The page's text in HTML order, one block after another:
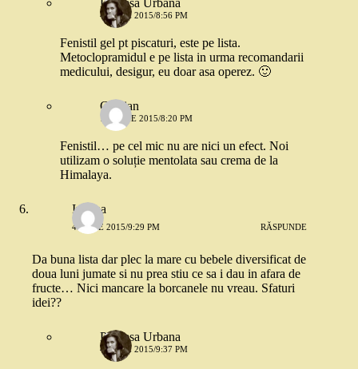
Printesa Urbana
4 IUNIE 2015/8:56 PM
Fenistil gel pt piscaturi, este pe lista.
Metoclopramidul e pe lista in urma recomandarii
medicului, desigur, eu doar asa operez. 🙂
Cristian
16 IUNIE 2015/8:20 PM
Fenistil… pe cel mic nu are nici un efect. Noi
utilizam o soluție mentolata sau crema de la
Himalaya.
Iuliana
4 IUNIE 2015/9:29 PM RĂSPUNDE
Da buna lista dar plec la mare cu bebele diversificat de
doua luni jumate si nu prea stiu ce sa i dau in afara de
fructe… Nici mancare la borcanele nu vreau. Sfaturi
idei??
Printesa Urbana
4 IUNIE 2015/9:37 PM